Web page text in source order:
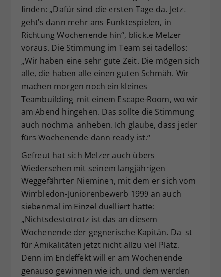
finden: „Dafür sind die ersten Tage da. Jetzt
geht’s dann mehr ans Punktespielen, in
Richtung Wochenende hin“, blickte Melzer
voraus. Die Stimmung im Team sei tadellos:
„Wir haben eine sehr gute Zeit. Die mögen sich
alle, die haben alle einen guten Schmäh. Wir
machen morgen noch ein kleines
Teambuilding, mit einem Escape-Room, wo wir
am Abend hingehen. Das sollte die Stimmung
auch nochmal anheben. Ich glaube, dass jeder
fürs Wochenende dann ready ist.“
Gefreut hat sich Melzer auch übers
Wiedersehen mit seinem langjährigen
Weggefährten Nieminen, mit dem er sich vom
Wimbledon-Juniorenbewerb 1999 an auch
siebenmal im Einzel duelliert hatte:
„Nichtsdestotrotz ist das an diesem
Wochenende der gegnerische Kapitän. Da ist
für Amikalitäten jetzt nicht allzu viel Platz.
Denn im Endeffekt will er am Wochenende
genauso gewinnen wie ich, und dem werden